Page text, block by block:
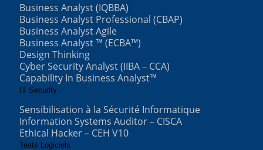
Business Analyst (IQBBA)
Business Analyst Professional (CBAP)
Business Analyst Agile
Business Analyst ™ (ECBA™)
Design Thinking
Cyber Security Analyst (IIBA – CCA)
Capability In Business Analyst™
IT Security
Sensibilisation à la Sécurité Informatique
Information Systems Auditor – CISCA
Ethical Hacker – CEH V10
Tests Logiciels